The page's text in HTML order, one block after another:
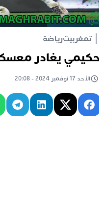
تمغربيترياضة
يغادر
الأحد 17 نوفمبر 2024 - 20:08